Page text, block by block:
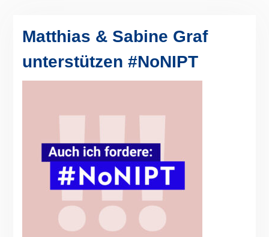
Matthias & Sabine Graf
unterstützen #NoNIPT